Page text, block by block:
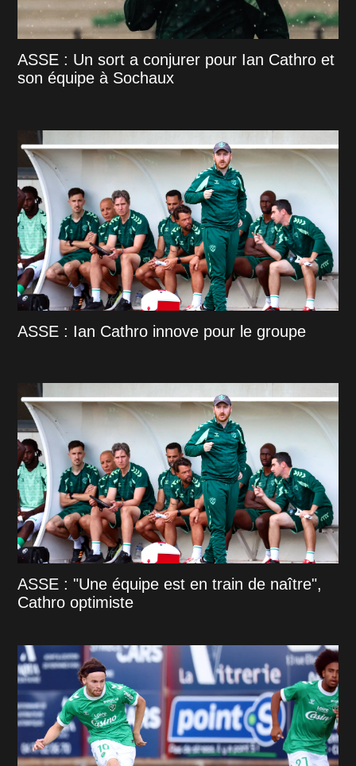
ASSE : Un sort a conjurer pour Ian Cathro et
son équipe à Sochaux
ASSE : Ian Cathro innove pour le groupe
ASSE : "Une équipe est en train de naître",
Cathro optimiste